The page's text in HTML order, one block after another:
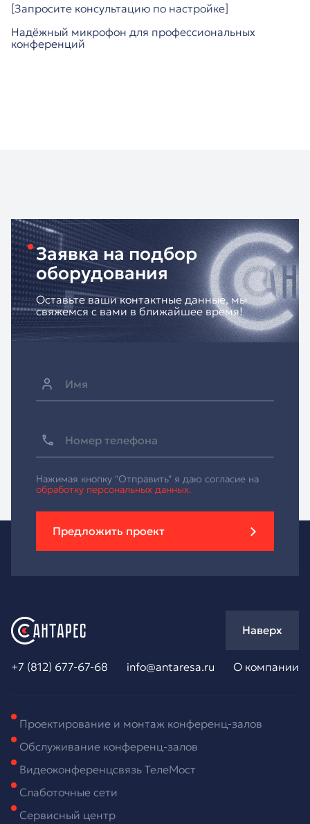
[Запросите консультацию по настройке]
Надёжный микрофон для профессиональных
конференций
Заявка на подбор
оборудования
Оставьте ваши контактные данные, мы
свяжемся с вами в ближайшее время!
Нажимая кнопку "Отправить" я даю согласие на
обработку персональных данных.
Предложить проект
+7 (812) 677-67-68 info@antaresa.ru О компании
Наверх
Проектирование и монтаж конференц-залов
Обслуживание конференц-залов
Видеоконференцсвязь ТелеМост
Слаботочные сети
Сервисный центр